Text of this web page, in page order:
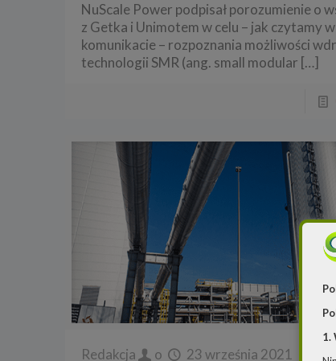
NuScale Power podpisał porozumienie o
z Getka i Unimotem w celu – jak czytamy w
komunikacie – rozpoznania możliwości
technologii SMR (ang. small modular […]
Redakcja o 23 września 2021
1.